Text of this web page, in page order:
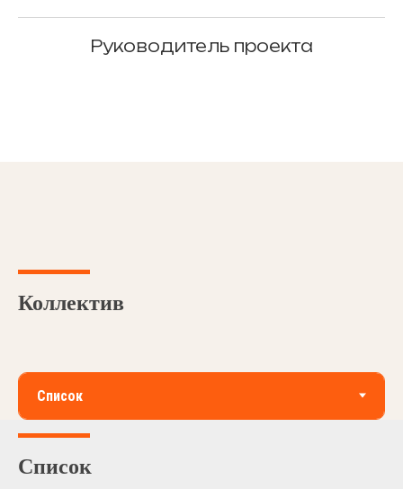
Руководитель проекта
Коллектив
Список